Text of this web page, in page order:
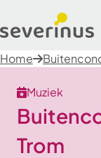
Home
Muziek
Trom